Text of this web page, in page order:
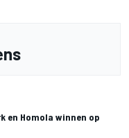
en Homola winnen op